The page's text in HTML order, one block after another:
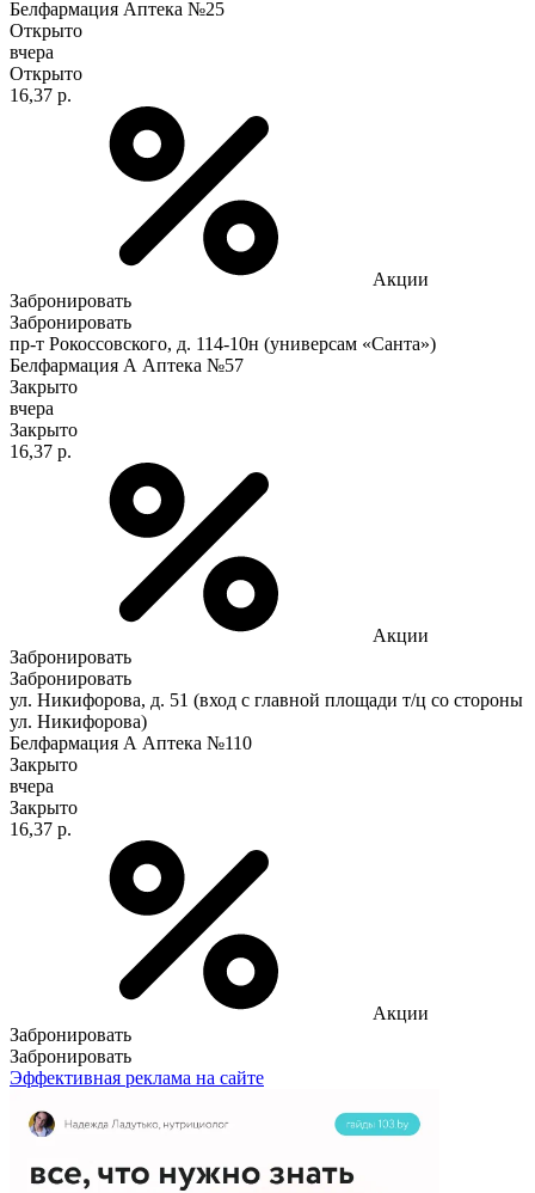
Белфармация Аптека №25
Открыто
вчера
Открыто
16,37 р.
Акции
Забронировать
Забронировать
пр-т Рокоссовского, д. 114-10н (универсам «Санта»)
Белфармация А Аптека №57
Закрыто
вчера
Закрыто
16,37 р.
Акции
Забронировать
Забронировать
ул. Никифорова, д. 51 (вход с главной площади т/ц со стороны
ул. Никифорова)
Белфармация А Аптека №110
Закрыто
вчера
Закрыто
16,37 р.
Акции
Забронировать
Забронировать
Эффективная реклама на сайте